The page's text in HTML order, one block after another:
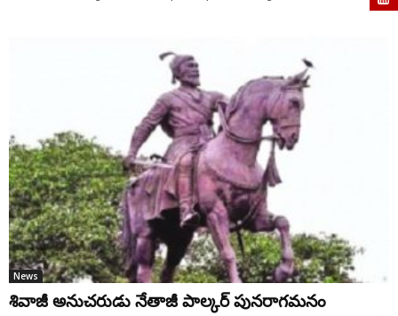
News
శివాజీ అనుచరుడు నేతాజీ పాల్కర్‌ పునరాగమనం